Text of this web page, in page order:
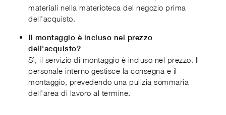
materiali nella materioteca del negozio prima
dell'acquisto.
Il montaggio è incluso nel prezzo
dell'acquisto?
Sì, il servizio di montaggio è incluso nel prezzo. Il
personale interno gestisce la consegna e il
montaggio, prevedendo una pulizia sommaria
dell'area di lavoro al termine.